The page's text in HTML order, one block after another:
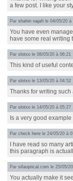
a few post. I like your
Par shahin najafi le 04/05/20 à
You have even
have some real writing
Par slotxo le 08/05/20 à 06:21
This kind of useful
Par slotxo le 13/05/20 à 04:52
Thanks for writing such
Par slotxo le 14/05/20 à 05:27
Is a very good
Par check here le 24/05/20 à
I have read so many
this paragraph is
Par sifaoptical.com le 25/05/
You actually make it